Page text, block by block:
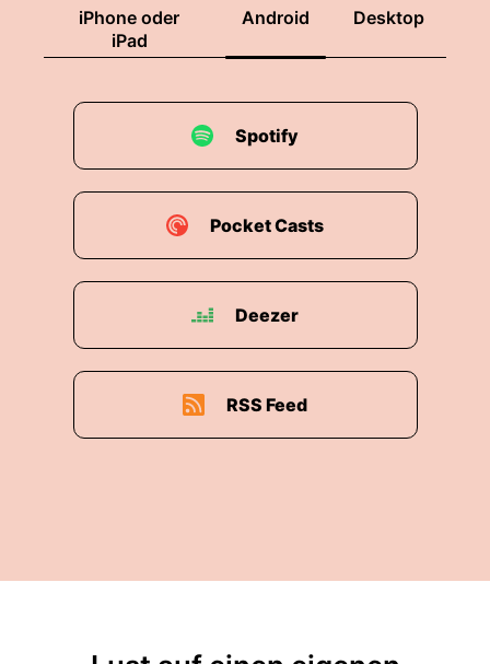
iPhone oder
iPad
Android Desktop
Spotify
Pocket Casts
Deezer
RSS Feed